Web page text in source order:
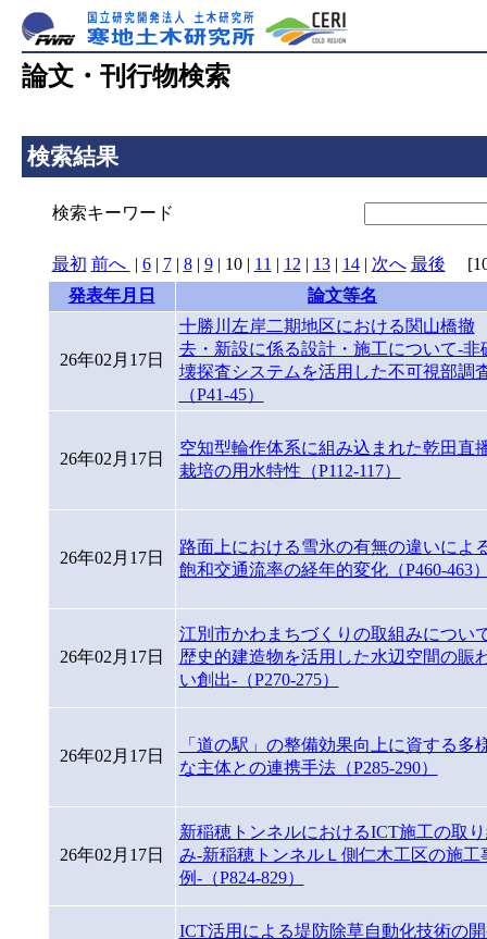
論文・刊行物検索
検索結果
検索キーワード
最初 前へ | 6| 7| 8| 9| 10| 11 | 12 | 13| 14| 次へ 最後 [10/
発表年月日
論文等名
26年02月17日
十勝川左岸二期地区における関山橋撤
去・新設に係る設計・施工について-非
壊探査システムを活用した不可視部調
（P41-45）
26年02月17日
空知型輪作体系に組み込まれた乾田直
栽培の用水特性（P112-117）
26年02月17日
路面上における雪氷の有無の違いによ
飽和交通流率の経年的変化（P460-463
26年02月17日
江別市かわまちづくりの取組みについ
歴史的建造物を活用した水辺空間の賑
い創出-（P270-275）
26年02月17日
「道の駅」の整備効果向上に資する多
な主体との連携手法（P285-290）
26年02月17日
新稲穂トンネルにおけるICT施工の取
み-新稲穂トンネルＬ側仁木工区の施工
例-（P824-829）
ICT活用による堤防除草自動化技術の